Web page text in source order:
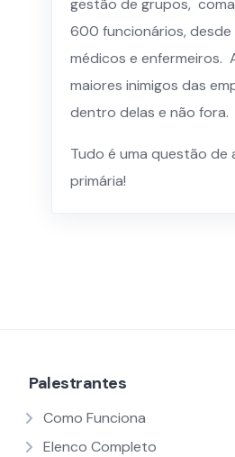
gestão de grupos,
600 funcionários,
médicos e enfermeiros.
maiores inimigos das
dentro delas e não fora.
Tudo é uma questão de
primária!
Palestrantes
Como Funciona
Elenco Completo